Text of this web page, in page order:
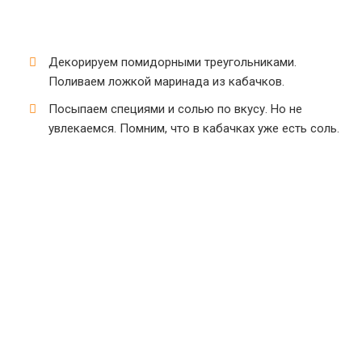
Декорируем помидорными треугольниками.
Поливаем ложкой маринада из кабачков.
Посыпаем специями и солью по вкусу. Но не
увлекаемся. Помним, что в кабачках уже есть соль.